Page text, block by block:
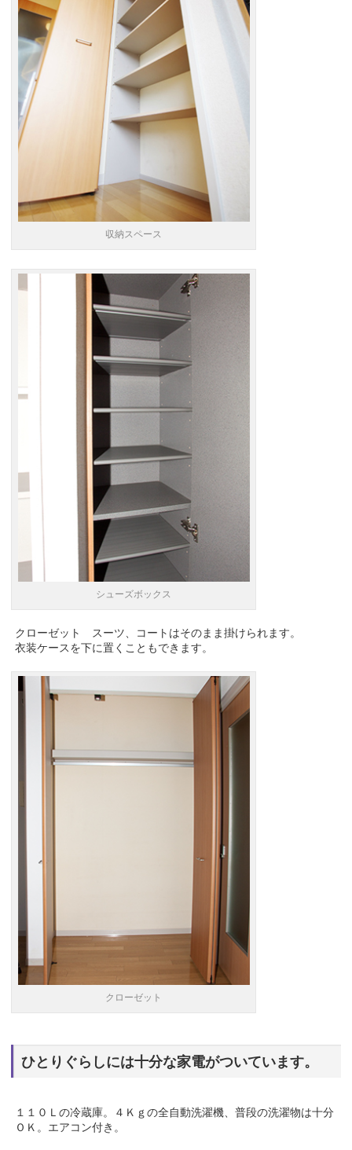
収納スペース
シューズボックス
クローゼット スーツ、コートはそのまま掛けられます。
衣装ケースを下に置くこともできます。
クローゼット
ひとりぐらしには十分な家電がついています。
１１０Ｌの冷蔵庫。４Ｋｇの全自動洗濯機、普段の洗濯物は十分
ＯＫ。エアコン付き。